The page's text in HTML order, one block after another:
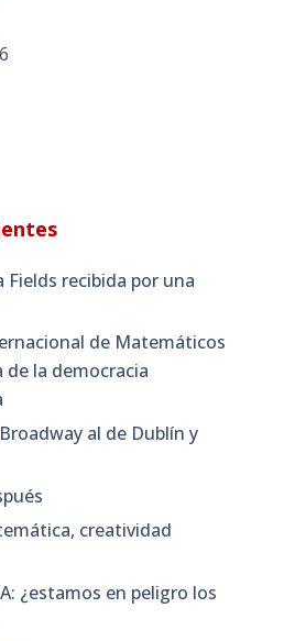
Fields recibida por una
de Matemáticos
de la democracia
al de Dublín y
creatividad
¿estamos en peligro los